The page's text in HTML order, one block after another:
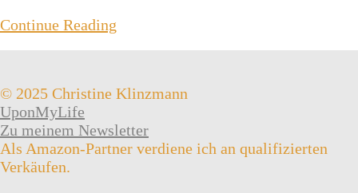
Continue Reading
© 2025 Christine Klinzmann
UponMyLife
Zu meinem Newsletter
Als Amazon-Partner verdiene ich an qualifizierten
Verkäufen.